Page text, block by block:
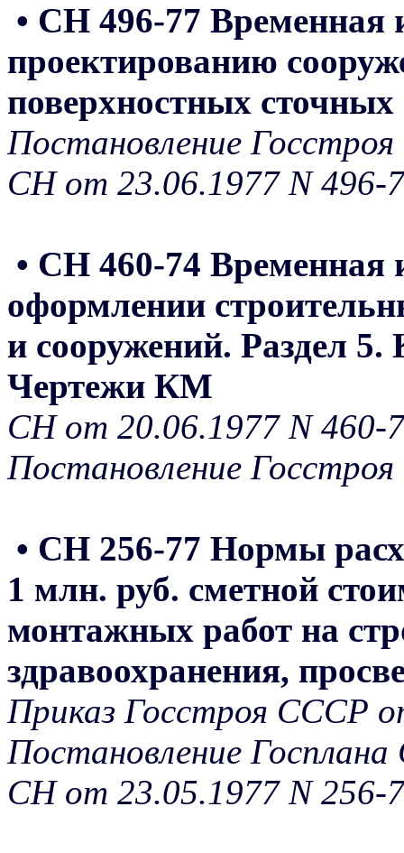
• СН 496-77 Временная
проектированию
поверхностных сточных
Постановление
СН от 23.06.1977 N 496-
• СН 460-74 Временная
оформлении
и сооружений. Раздел
Чертежи КМ
СН от 20.06.1977 N 460-
Постановление
• СН 256-77 Нормы
1 млн. руб. сметной
монтажных работ на
здравоохранения,
Приказ Госстроя СССР
Постановление
СН от 23.05.1977 N 256-